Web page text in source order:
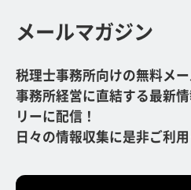
メールマガジン
税理士事務所向けの無料メー
事務所経営に直結する最新
リーに配信！
日々の情報収集に是非ご利用